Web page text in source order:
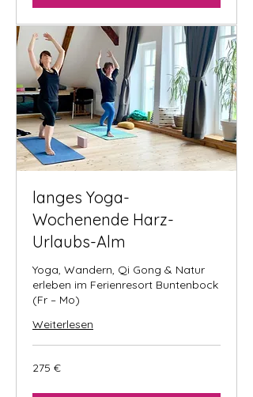
langes Yoga-
Wochenende Harz-
Urlaubs-Alm
Yoga, Wandern, Qi Gong & Natur
erleben im Ferienresort Buntenbock
(Fr – Mo)
Weiterlesen
275
Euro
275 €